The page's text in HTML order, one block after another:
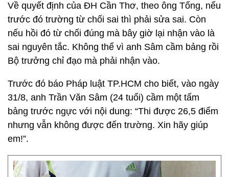
Về quyết định của ĐH Cần Thơ, theo ông Tống, nếu
trước đó trường từ chối sai thì phải sửa sai. Còn
nếu hồi đó từ chối đúng mà bây giờ lại nhận vào là
sai nguyên tắc. Không thể vì anh Sâm cầm bảng rồi
Bộ trưởng chỉ đạo mà phải nhận vào.
Trước đó báo Pháp luật TP.HCM cho biết, vào ngày
31/8, anh Trần Văn Sâm (24 tuổi) cầm một tấm
bảng trước ngực với nội dung: “Thi được 26,5 điểm
nhưng vẫn không được đến trường. Xin hãy giúp
em!”.